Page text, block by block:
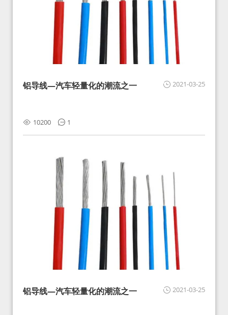
2021-03-25
铝导线—汽车轻量化的潮流之一
10200 1
2021-03-25
铝导线—汽车轻量化的潮流之一